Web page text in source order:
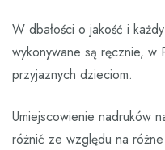
W dbałości o jakość i
wykonywane są ręcznie, w
przyjaznych dzieciom.
Umiejscowienie nadruków
różnić ze względu na